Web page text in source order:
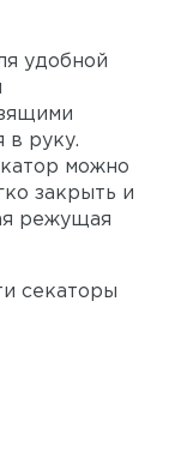
удобной
в руку.
можно
закрыть и
режущая
секаторы